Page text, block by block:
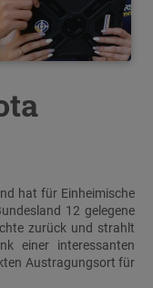
hat für Einheimische
12 gelegene
zurück und strahlt
einer interessanten
Austragungsort für